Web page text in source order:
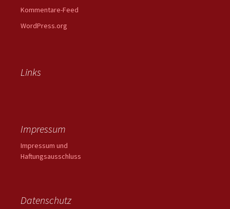
Kommentare-Feed
WordPress.org
Links
Impressum
Impressum und
Haftungsausschluss
Datenschutz